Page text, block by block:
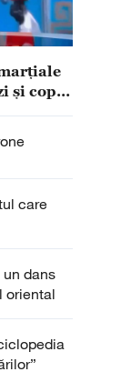
și copii
care
un dans
oriental